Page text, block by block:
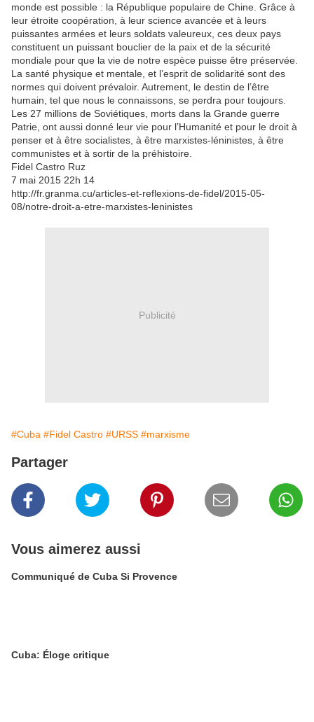
monde est possible : la République populaire de Chine. Grâce à
leur étroite coopération, à leur science avancée et à leurs
puissantes armées et leurs soldats valeureux, ces deux pays
constituent un puissant bouclier de la paix et de la sécurité
mondiale pour que la vie de notre espèce puisse être préservée.
La santé physique et mentale, et l’esprit de solidarité sont des
normes qui doivent prévaloir. Autrement, le destin de l’être
humain, tel que nous le connaissons, se perdra pour toujours.
Les 27 millions de Soviétiques, morts dans la Grande guerre
Patrie, ont aussi donné leur vie pour l’Humanité et pour le droit à
penser et à être socialistes, à être marxistes-léninistes, à être
communistes et à sortir de la préhistoire.
Fidel Castro Ruz
7 mai 2015 22h 14
http://fr.granma.cu/articles-et-reflexions-de-fidel/2015-05-
08/notre-droit-a-etre-marxistes-leninistes
Publicité
#Cuba #Fidel Castro #URSS #marxisme
Partager
Vous aimerez aussi
Communiqué de Cuba Si Provence
Cuba: Éloge critique